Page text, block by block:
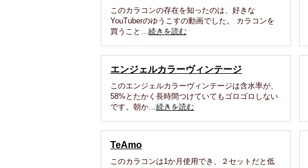
このカラコンの存在を知ったのは、好きな
YouTuberのゆうこすの動画でした。 カラコンを
買うこと…続きを読む
エンジェルカラーヴィンテージ
このエンジェルカラーヴィンテージは含水率が、
58%とたかく長時間つけていてもゴロゴロしない
です。朝か…続きを読む
TeAmo
このカラコンは1か月使用でき、２セットだと低